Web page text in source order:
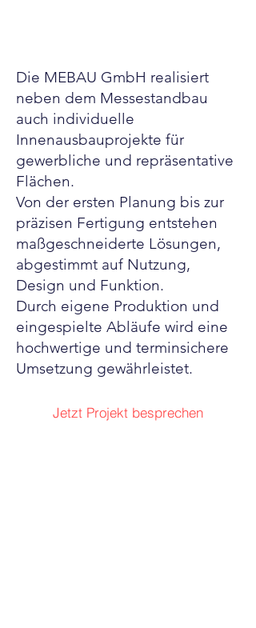
Die MEBAU GmbH realisiert
neben dem Messestandbau
auch individuelle
Innenausbauprojekte für
gewerbliche und repräsentative
Flächen.
Von der ersten Planung bis zur
präzisen Fertigung entstehen
maßgeschneiderte Lösungen,
abgestimmt auf Nutzung,
Design und Funktion.
Durch eigene Produktion und
eingespielte Abläufe wird eine
hochwertige und terminsichere
Umsetzung gewährleistet.
Jetzt Projekt besprechen